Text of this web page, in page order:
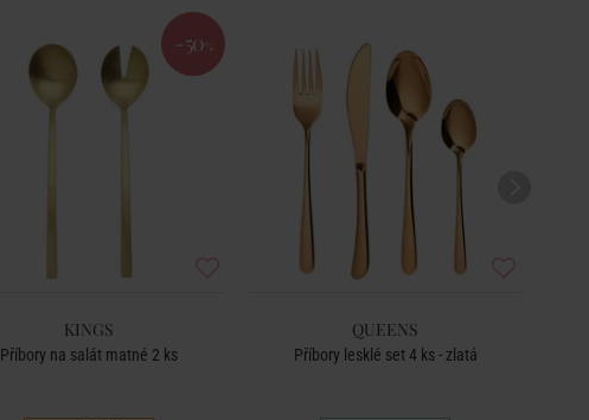
-50 %
KINGS
Příbory na salát matné 2 ks
QUEENS
Příbory lesklé set 4 ks - zlatá